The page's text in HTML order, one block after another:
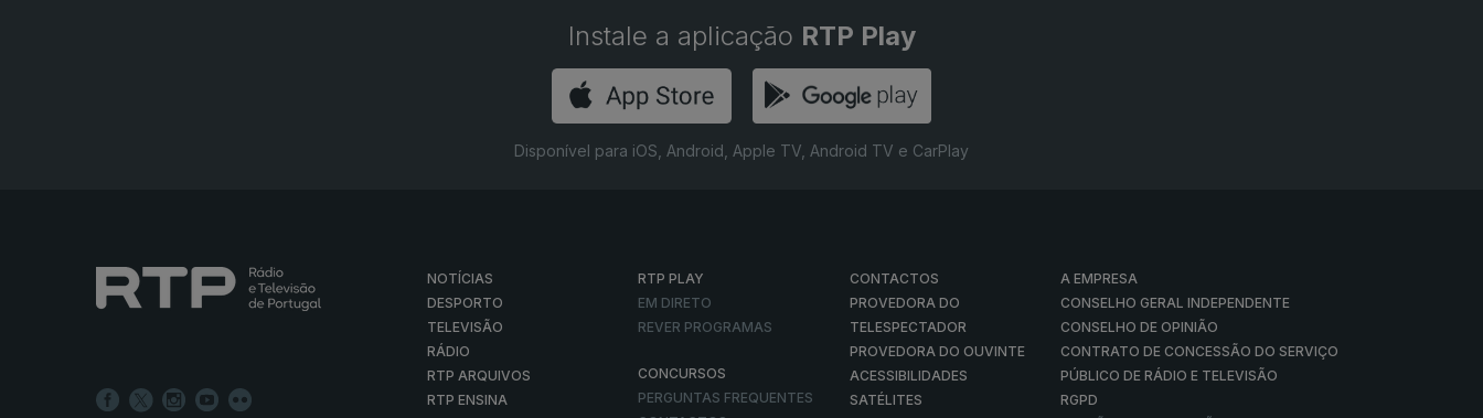
Instale a aplicação RTP Play
Disponível para iOS, Android, Apple TV, Android TV e CarPlay
NOTÍCIAS
DESPORTO
TELEVISÃO
RÁDIO
RTP ARQUIVOS
RTP ENSINA
RTP PLAY
EM DIRETO
REVER PROGRAMAS
CONCURSOS
PERGUNTAS FREQUENTES
CONTACTOS
PROVEDORA DO
TELESPECTADOR
PROVEDORA DO OUVINTE
ACESSIBILIDADES
SATÉLITES
A EMPRESA
CONSELHO GERAL INDEPENDENTE
CONSELHO DE OPINIÃO
CONTRATO DE CONCESSÃO DO SERVIÇO
PÚBLICO DE RÁDIO E TELEVISÃO
RGPD